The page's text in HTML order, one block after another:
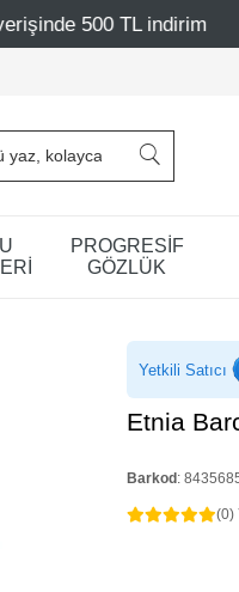
Mağazalarımız
PROGRESİF
GÖZLÜK
Yetkili Satıcı
Etnia
Barkod :
(0)